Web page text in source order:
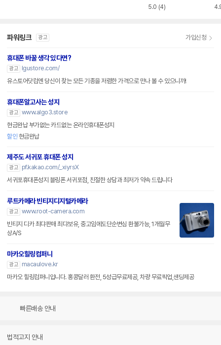
5.0 (4)
파워링크 광고 가입신청
휴대폰 바꿀 생각 있다면?
광고
lgustore.com/
유스토어닷컴엔 당신이 찾는 모든 기종을 저렴한 가격으로 만나 볼 수 있으니까!
휴대폰알고사는 성지
광고 www.algo3.store
현금완납 부가없는 카드없는 온라인휴대폰성지
할인 현금완납
제주도 서귀포 휴대폰 성지
광고
pf.kakao.com/_xiyrsX
서귀포휴대폰성지 블링폰 서귀포점, 친절한 상담과 최저가 약속 드립니다
루트카메라 빈티지디지털카메라
광고 www.root-camera.com
빈티지 디카 최댜판매 최댜보유, 중고임에도단순변심 환불가능, 1개월무
상A/S
마카오힐링컴퍼니
광고
macaulove.kr
마카오 힐링컴퍼니입니다. 홍콩달러 환전, 5성급무료제공, 차량 무료픽업,샌딩제공
빠른배송 안내
법적고지 안내